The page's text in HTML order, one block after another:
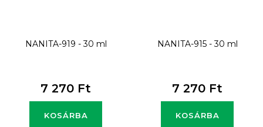
NANITA-919 - 30 ml
7 270 Ft
KOSÁRBA
NANITA-915 - 30 ml
7 270 Ft
KOSÁRBA